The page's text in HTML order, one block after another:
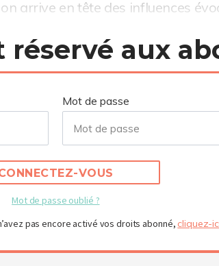
arrive en tête des influences
réservé aux
Mot de passe
VOUS
Mot de passe oublié ?
pas encore activé vos droits abonné, cliquez-